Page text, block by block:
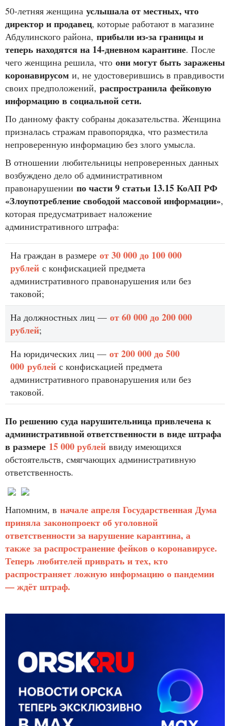
50-летняя женщина услышала от местных, что
директор и продавец, которые работают в магазине
Абдулинского района, прибыли из-за границы и
теперь находятся на 14-дневном карантине. После
чего женщина решила, что они могут быть заражены
коронавирусом и, не удостоверившись в правдивости
своих предположений, распространила фейковую
информацию в социальной сети.
По данному факту собраны доказательства. Женщина
призналась стражам правопорядка, что разместила
непроверенную информацию без злого умысла.
В отношении любительницы непроверенных данных
возбуждено дело об административном
правонарушении по части 9 статьи 13.15 КоАП РФ
«Злоупотребление свободой массовой информации»,
которая предусматривает наложение
административного штрафа:
На граждан в размере от 30 000 до 100 000
рублей с конфискацией предмета
административного правонарушения или без
таковой;
На должностных лиц — от 60 000 до 200 000
рублей;
На юридических лиц — от 200 000 до 500
000 рублей с конфискацией предмета
административного правонарушения или без
таковой.
По решению суда нарушительница привлечена к
административной ответственности в виде штрафа
в размере 15 000 рублей ввиду имеющихся
обстоятельств, смягчающих административную
ответственность.
Напомним, в начале апреля Государственная Дума
приняла законопроект об уголовной
ответственности за нарушение карантина, а
также за распространение фейков о коронавирусе.
Теперь любителей приврать и тех, кто
распространяет ложную информацию о пандемии
— ждёт штраф.